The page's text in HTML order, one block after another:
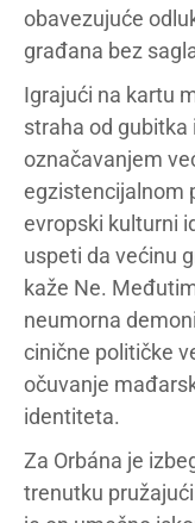
obavezujuće
građana bez
Igrajući na kartu
straha od
označavanjem
egzistencijalnom
evropski kulturni
uspeti da većinu
kaže Ne.
neumorna
cinične političke
očuvanje
identiteta.
Za Orbána je
trenutku